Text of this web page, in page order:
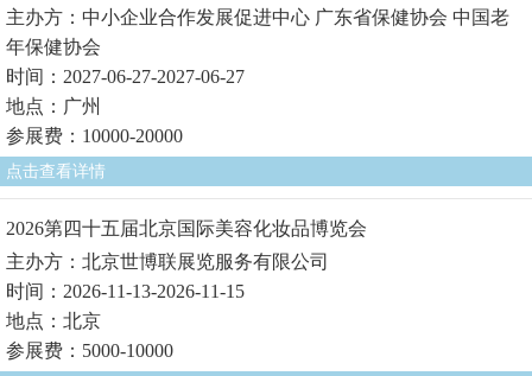
主办方：中小企业合作发展促进中心 广东省保健协会 中国老
年保健协会
时间：2027-06-27-2027-06-27
地点：广州
参展费：10000-20000
点击查看详情
2026第四十五届北京国际美容化妆品博览会
主办方：北京世博联展览服务有限公司
时间：2026-11-13-2026-11-15
地点：北京
参展费：5000-10000